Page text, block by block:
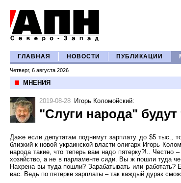
ГЛАВНАЯ НОВОСТИ ПУБЛИКАЦИИ
Четверг, 6 августа 2026
МНЕНИЯ
2019-08-28 Игорь Коломойский:
"Слуги народа" будут
Даже если депутатам поднимут зарплату до $5 тыс.,
близкий к новой украинской власти олигарх Игорь
народа такие, что теперь вам надо пятерку?!..
хозяйство, а не в парламенте сиди. Вы ж пошли туда
Нахрена вы туда пошли? Зарабатывать или
вас. Ведь по пятерке зарплаты – так каждый дурак